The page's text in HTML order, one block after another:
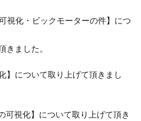
化・ビックモーターの件】につ
た。
について取り上げて頂きまし
視化】について取り上げて頂き